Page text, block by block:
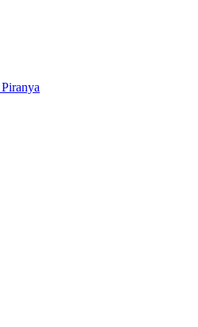
Piranya